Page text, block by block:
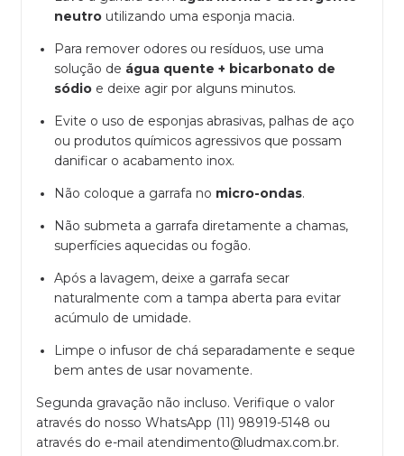
neutro utilizando uma esponja macia.
Para remover odores ou resíduos, use uma
solução de gua quente + bicarbonato de
sódio e deixe agir por alguns minutos.
Evite o uso de esponjas abrasivas, palhas de aço
ou produtos químicos agressivos que possam
danificar o acabamento inox.
Não coloque a garrafa no micro-ondas.
Não submeta a garrafa diretamente a chamas,
superfícies aquecidas ou fogão.
Após a lavagem, deixe a garrafa secar
naturalmente com a tampa aberta para evitar
acúmulo de umidade.
Limpe o infusor de chá separadamente e seque
bem antes de usar novamente.
Segunda gravação não incluso. Verifique o valor
através do nosso WhatsApp (11) 98919-5148 ou
através do e-mail atendimento@ludmax.com.br.